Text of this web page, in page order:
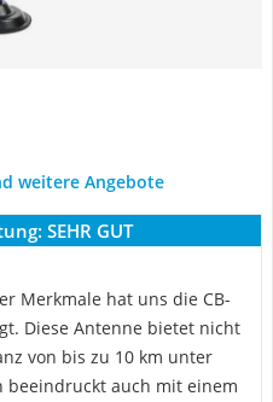
weitere Angebote
SEHR GUT
Merkmale hat uns die CB-
Diese Antenne bietet nicht
von bis zu 10 km unter
beeindruckt auch mit einem